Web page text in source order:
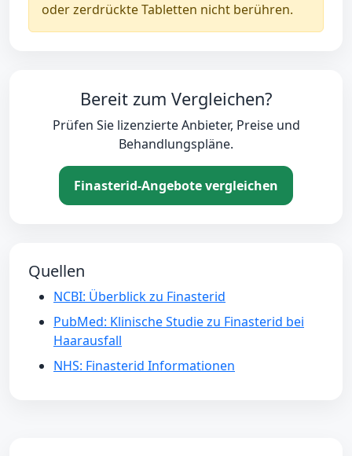
oder zerdrückte Tabletten nicht berühren.
Bereit zum Vergleichen?
Prüfen Sie lizenzierte Anbieter, Preise und
Behandlungspläne.
Finasterid-Angebote vergleichen
Quellen
NCBI: Überblick zu Finasterid
PubMed: Klinische Studie zu Finasterid bei
Haarausfall
NHS: Finasterid Informationen